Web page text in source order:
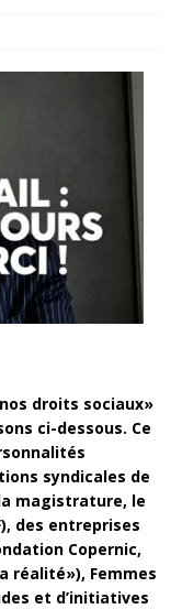
droits sociaux»
ci-dessous. Ce
syndicales de
magistrature, le
des entreprises
Copernic,
réalité»), Femmes
et d’initiatives